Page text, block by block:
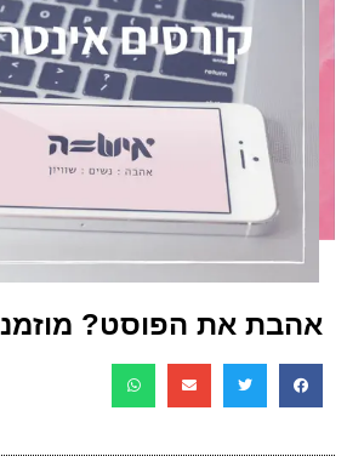
אהבת את הפוסט?